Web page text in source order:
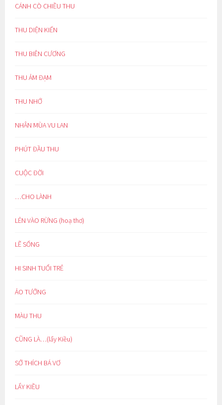
CÁNH CÒ CHIỀU THU
THU DIỆN KIẾN
THU BIÊN CƯƠNG
THU ẢM ĐẠM
THU NHỚ
NHÂN MÙA VU LAN
PHÚT ĐẦU THU
CUỘC ĐỜI
…CHO LÀNH
LẺN VÀO RỪNG (hoạ thơ)
LẼ SỐNG
HI SINH TUỔI TRẺ
ẢO TƯỞNG
MÀU THU
CŨNG LÀ…(lẩy Kiều)
SỞ THÍCH BÁ VƠ
LẨY KIỀU